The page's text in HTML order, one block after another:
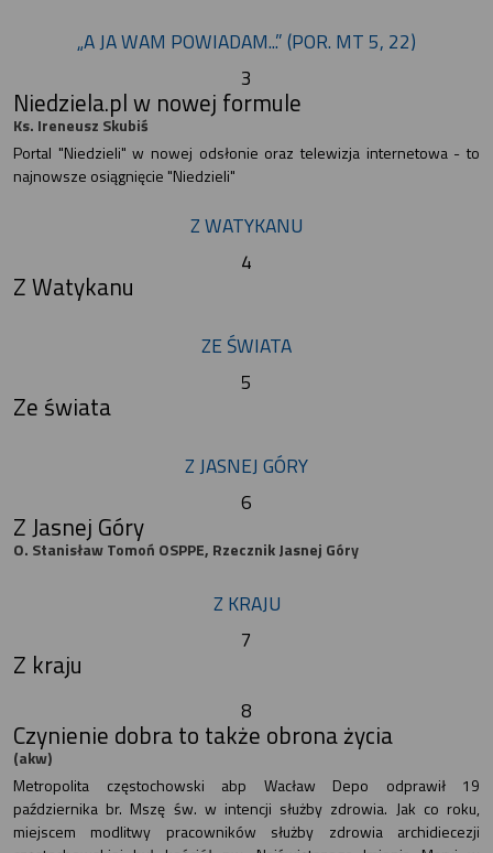
„A JA WAM POWIADAM...” (POR. MT 5, 22)
3
Niedziela.pl w nowej formule
Ks. Ireneusz Skubiś
Portal "Niedzieli" w nowej odsłonie oraz telewizja internetowa - to
najnowsze osiągnięcie "Niedzieli"
Z WATYKANU
4
Z Watykanu
ZE ŚWIATA
5
Ze świata
Z JASNEJ GÓRY
6
Z Jasnej Góry
O. Stanisław Tomoń OSPPE, Rzecznik Jasnej Góry
Z KRAJU
7
Z kraju
8
Czynienie dobra to także obrona życia
(akw)
Metropolita częstochowski abp Wacław Depo odprawił 19
października br. Mszę św. w intencji służby zdrowia. Jak co roku,
miejscem modlitwy pracowników służby zdrowia archidiecezji